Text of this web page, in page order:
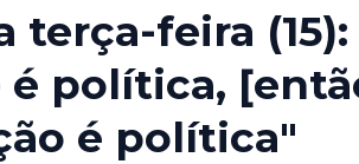
terça-feira (15):
é política,
é política"